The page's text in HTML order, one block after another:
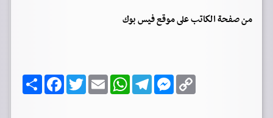
من صفحة الكاتب على موقع فيس بوك
ا
ن
ش
F
a
c
T
w
i
E
m
a
W
h
a
T
e
l
M
e
s
C
o
p